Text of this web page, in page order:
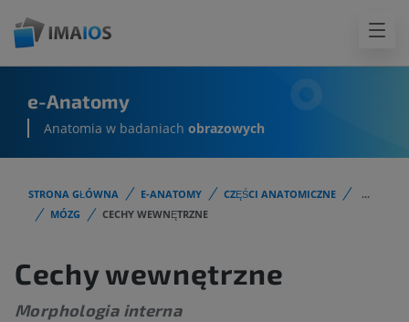
e-Anatomy
Anatomia w badaniach obrazowych
STRONA GŁÓWNA E-ANATOMY CZĘŚCI ANATOMICZNE
...
MÓZG
CECHY WEWNĘTRZNE
Cechy wewnętrzne
Morphologia interna